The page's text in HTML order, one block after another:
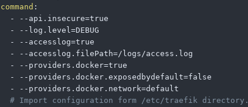
command :
-
- - api.insecure=true
-
- - log.level=DEBUG
-
- - accesslog=true
-
- - accesslog.filePath=/logs/access.log
-
- - providers.docker=true
-
- - providers.docker.exposedbydefault=false
-
- - providers.docker.network=default
# Import configuration form /etc/traefik directory.